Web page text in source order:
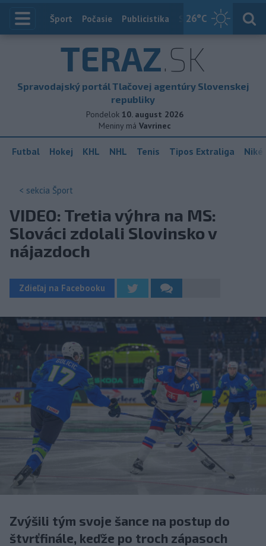
26°C
Index
Šport Počasie Publicistika Slovensko
TERAZ.SK
Spravodajský portál Tlačovej agentúry Slovenskej
republiky
Pondelok 10. august 2026
Meniny má Vavrinec
Futbal Hokej KHL NHL Tenis Tipos Extraliga
< sekcia Šport
VIDEO: Tretia výhra na MS:
Slováci zdolali Slovinsko v
nájazdoch
Zdieľaj na Facebooku
Zvýšili tým svoje šance na postup do
štvrťfinále, keďže po troch zápasoch